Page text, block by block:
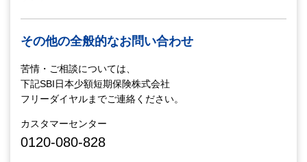
その他の全般的なお問い合わせ
苦情・ご相談については、
下記SBI日本少額短期保険株式会社
フリーダイヤルまでご連絡ください。
カスタマーセンター
0120-080-828